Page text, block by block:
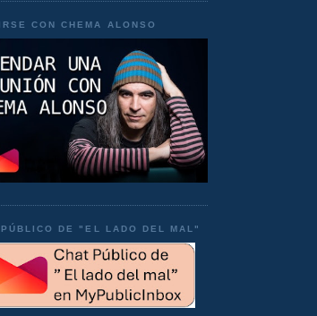
CON CHEMA ALONSO
PÚBLICO DE "EL LADO DEL MAL"